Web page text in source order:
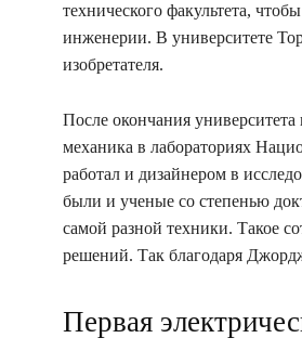
технического факультета,
инженерии. В университете
изобретателя.
После окончания университета
механика в лабораториях
работал и дизайнером в
были и ученые со степенью
самой разной техники. Такое
решений. Так благодаря
Первая